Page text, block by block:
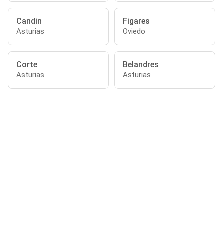
Candin
Asturias
Figares
Oviedo
Corte
Asturias
Belandres
Asturias